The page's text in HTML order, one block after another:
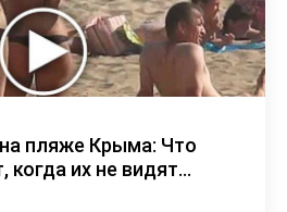
пляже Крыма: Что
их не видят...